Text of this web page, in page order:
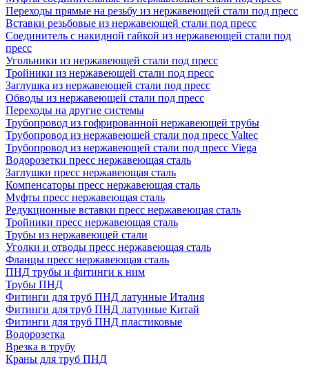
Переходы прямые на резьбу из нержавеющей стали под пресс
Вставки резьбовые из нержавеющей стали под пресс
Соединитель с накидной гайкой из нержавеющей стали под
пресс
Угольники из нержавеющей стали под пресс
Тройники из нержавеющей стали под пресс
Заглушка из нержавеющей стали под пресс
Обводы из нержавеющей стали под пресс
Переходы на другие системы
Трубопровод из гофрированной нержавеющей трубы
Трубопровод из нержавеющей стали под пресс Valtec
Трубопровод из нержавеющей стали под пресс Viega
Водорозетки пресс нержавеющая сталь
Заглушки пресс нержавеющая сталь
Компенсаторы пресс нержавеющая сталь
Муфты пресс нержавеющая сталь
Редукционные вставки пресс нержавеющая сталь
Тройники пресс нержавеющая сталь
Трубы из нержавеющей стали
Уголки и отводы пресс нержавеющая сталь
Фланцы пресс нержавеющая сталь
ПНД трубы и фитинги к ним
Трубы ПНД
Фитинги для труб ПНД латунные Италия
Фитинги для труб ПНД латунные Китай
Фитинги для труб ПНД пластиковые
Водорозетка
Врезка в трубу
Краны для труб ПНД